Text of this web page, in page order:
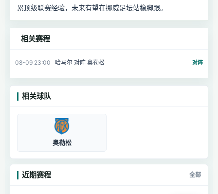
累顶级联赛经验，未来有望在挪威足坛站稳脚跟。
相关赛程
08-09 23:00 哈马尔 对阵 奥勒松 对阵
相关球队
奥勒松
近期赛程 全部